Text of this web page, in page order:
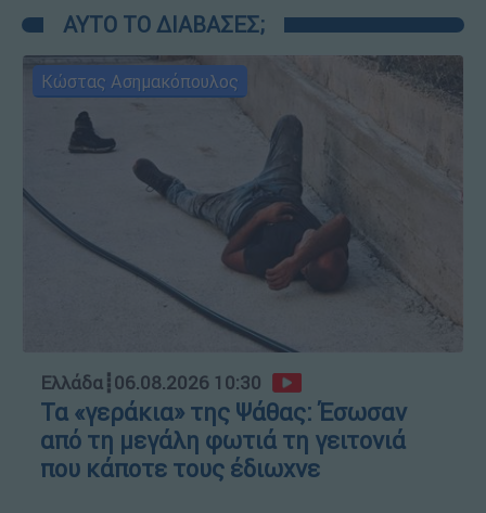
ΑΥΤΟ ΤΟ ΔΙΑΒΑΣΕΣ;
Κώστας Ασημακόπουλος
Ελλάδα┋06.08.2026 10:30
Τα «γεράκια» της Ψάθας: Έσωσαν
από τη μεγάλη φωτιά τη γειτονιά
που κάποτε τους έδιωχνε